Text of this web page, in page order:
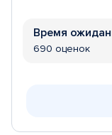
Время
690 оценок